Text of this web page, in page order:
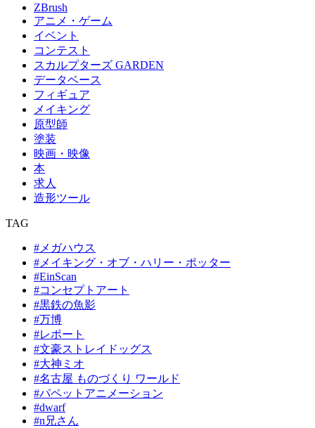
ZBrush
アニメ・ゲーム
イベント
コンテスト
スカルプターズ GARDEN
データベース
フィギュア
メイキング
原型師
塗装
映画・映像
本
求人
造形ツール
TAG
#メガハウス
#メイキング・オブ・ハリー・ポッター
#EinScan
#コンセプトアート
#黒鉄の魚影
#万博
#レポート
#文豪ストレイドッグス
#大神ミオ
#名古屋 ものづくり ワールド
#パペットアニメーション
#dwarf
#n兄さん